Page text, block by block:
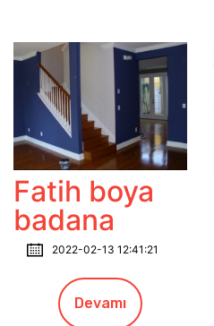
Fatih boya
badana
2022-02-13 12:41:21
Devamı